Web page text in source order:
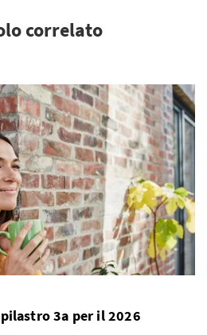
correlato
3a per il 2026